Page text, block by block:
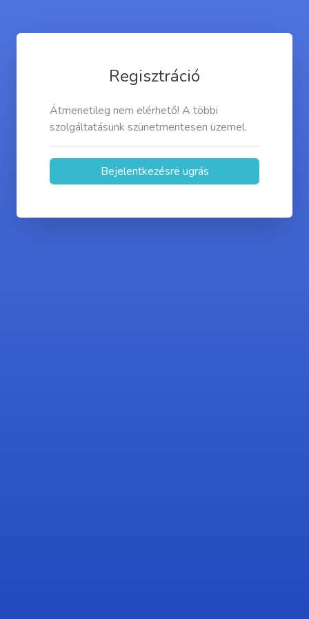
Regisztráció
Átmenetileg nem elérhető! A többi
szolgáltatásunk szünetmentesen üzemel.